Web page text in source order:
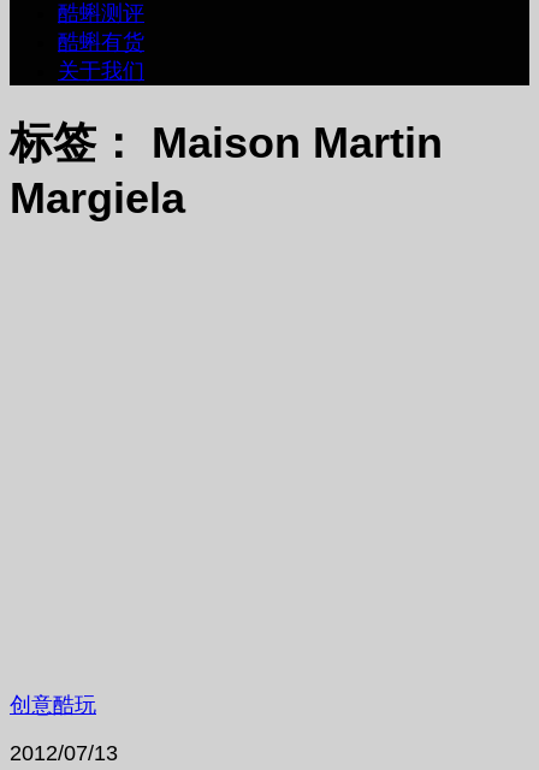
酷蝌测评
酷蝌有货
关于我们
标签： Maison Martin
Margiela
创意酷玩
2012/07/13